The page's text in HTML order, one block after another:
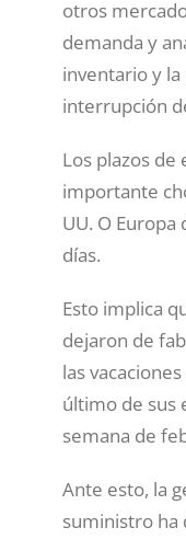
otros
demanda y
inventario y
interrupción
Los plazos
importante
UU. O
días.
Esto implica
dejaron de
las
último de sus
semana de
Ante esto, la
suministro ha